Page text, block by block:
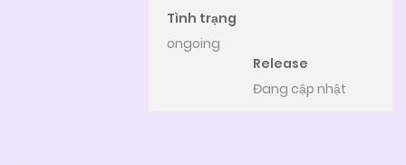
Tình trạng
ongoing
Release
Đang cập nhật